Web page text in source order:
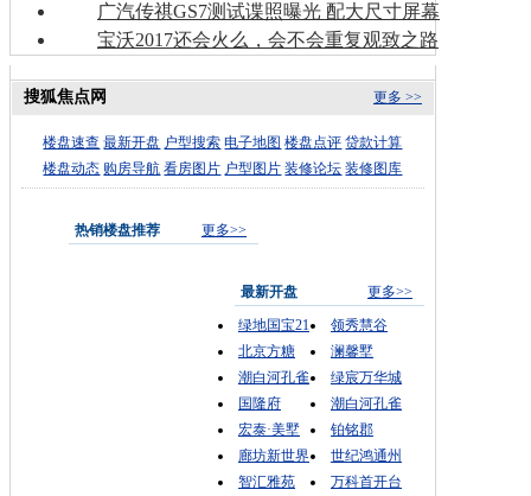
广汽传祺GS7测试谍照曝光 配大尺寸屏幕
宝沃2017还会火么，会不会重复观致之路
更多 >>
搜狐焦点网
楼盘速查 最新开盘 户型搜索 电子地图 楼盘点评 贷款计算
楼盘动态 购房导航 看房图片 户型图片 装修论坛 装修图库
热销楼盘推荐 更多>>
最新开盘
更多>>
绿地国宝21
领秀慧谷
北京方糖
澜馨墅
潮白河孔雀
绿宸万华城
国隆府
潮白河孔雀
宏泰·美墅
铂铭郡
廊坊新世界
世纪鸿通州
智汇雅苑
万科首开台